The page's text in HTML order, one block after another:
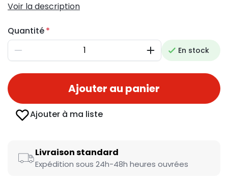
Voir la description
Quantité
Diminuer AugmenterEn stock
Ajouter au panier
Ajouter à ma liste
Livraison standard
Expédition sous 24h-48h heures ouvrées